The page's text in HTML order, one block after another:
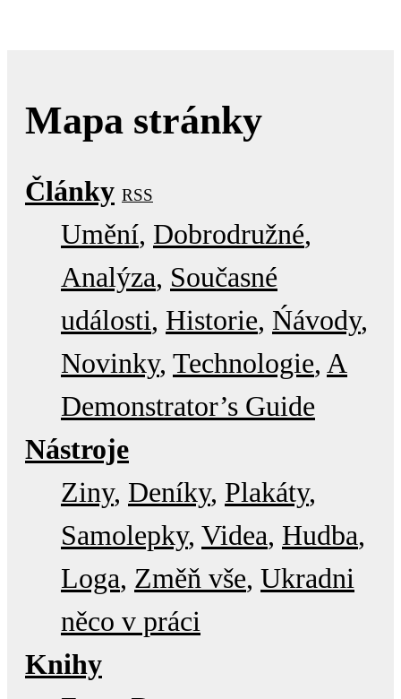
Mapa stránky
Články RSS
Umění Dobrodružné
Analýza Současné
události Historie Ńávody
Novinky Technologie A
Demonstrator’s Guide
Nástroje
Ziny Deníky Plakáty
Samolepky Videa Hudba
Loga Změň vše Ukradni
něco v práci
Knihy